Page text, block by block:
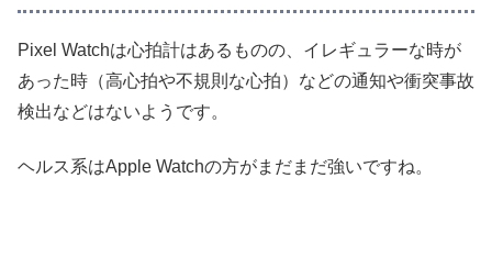
Pixel Watchは心拍計はあるものの、イレギュラーな時が
あった時（高心拍や不規則な心拍）などの通知や衝突事故
検出などはないようです。
ヘルス系はApple Watchの方がまだまだ強いですね。